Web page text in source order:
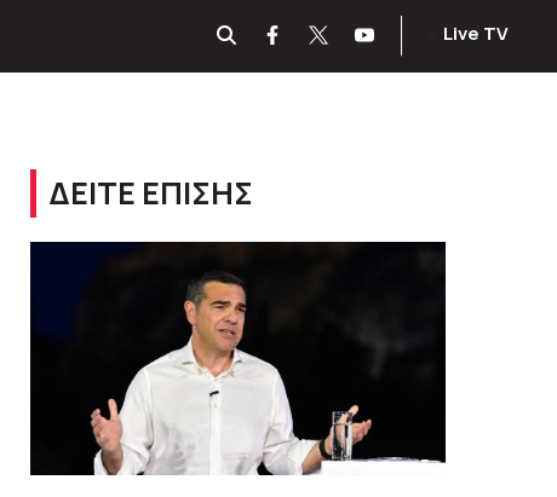
Live TV
ΔΕΙΤΕ ΕΠΙΣΗΣ